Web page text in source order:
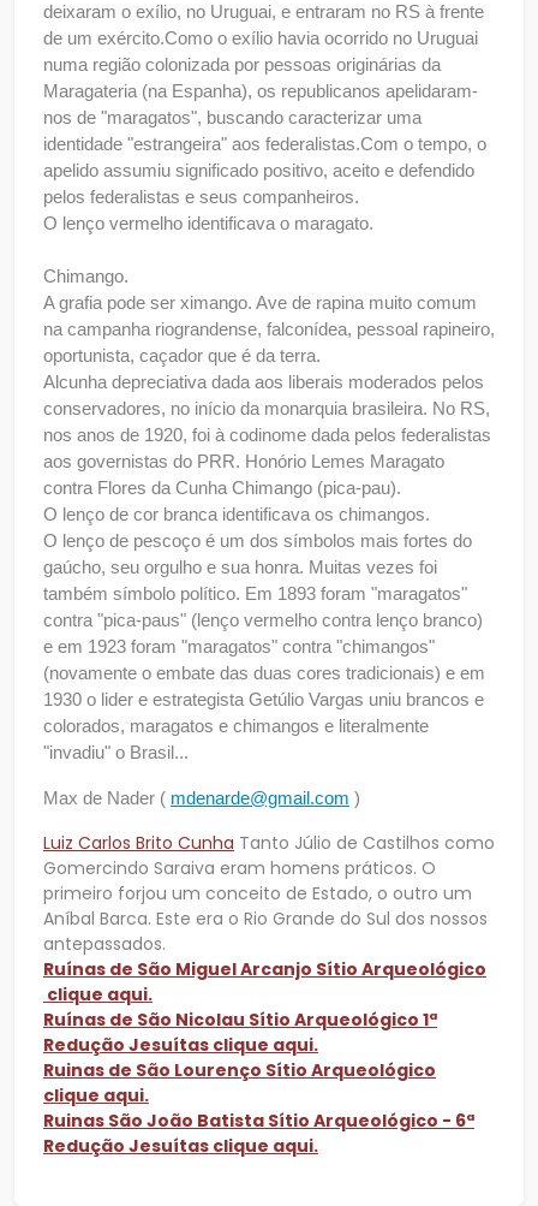
deixaram o exílio, no Uruguai, e entraram no RS à frente
de um exército.Como o exílio havia ocorrido no Uruguai
numa região colonizada por pessoas originárias da
Maragateria (na Espanha), os republicanos apelidaram-
nos de "maragatos", buscando caracterizar uma
identidade "estrangeira" aos federalistas.Com o tempo, o
apelido assumiu significado positivo, aceito e defendido
pelos federalistas e seus companheiros.
O lenço vermelho identificava o maragato.
Chimango.
A grafia pode ser ximango. Ave de rapina muito comum
na campanha riograndense, falconídea, pessoal rapineiro,
oportunista, caçador que é da terra.
Alcunha depreciativa dada aos liberais moderados pelos
conservadores, no início da monarquia brasileira. No RS,
nos anos de 1920, foi à codinome dada pelos federalistas
aos governistas do PRR. Honório Lemes Maragato
contra Flores da Cunha Chimango (pica-pau).
O lenço de cor branca identificava os chimangos.
O lenço de pescoço é um dos símbolos mais fortes do
gaúcho, seu orgulho e sua honra. Muitas vezes foi
também símbolo político. Em 1893 foram "maragatos"
contra "pica-paus" (lenço vermelho contra lenço branco)
e em 1923 foram "maragatos" contra "chimangos"
(novamente o embate das duas cores tradicionais) e em
1930 o lider e estrategista Getúlio Vargas uniu brancos e
colorados, maragatos e chimangos e literalmente
"invadiu" o Brasil...
Max de Nader ( mdenarde@gmail.com )
Luiz Carlos Brito Cunha Tanto Júlio de Castilhos como
Gomercindo Saraiva eram homens práticos. O
primeiro forjou um conceito de Estado, o outro um
Aníbal Barca. Este era o Rio Grande do Sul dos nossos
antepassados.
Ruínas de São Miguel Arcanjo Sítio Arqueológico
clique aqui.
Ruínas de São Nicolau Sítio Arqueológico 1ª
Redução Jesuítas clique aqui.
Ruinas de São Lourenço Sítio Arqueológico
clique aqui.
Ruinas São João Batista Sítio Arqueológico - 6ª
Redução Jesuítas clique aqui.